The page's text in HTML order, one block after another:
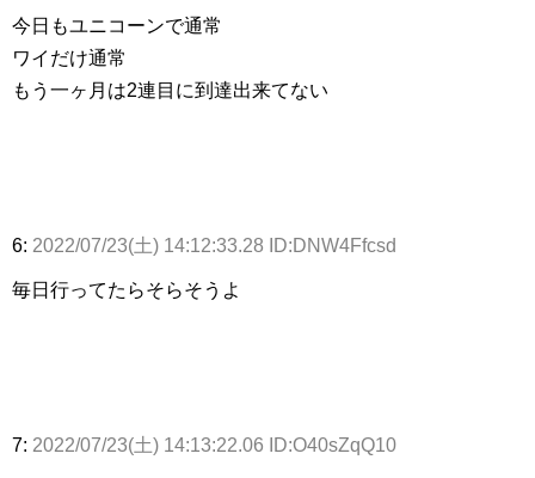
今日もユニコーンで通常
ワイだけ通常
もう一ヶ月は2連目に到達出来てない
6: 2022/07/23(土) 14:12:33.28 ID:DNW4Ffcsd
毎日行ってたらそらそうよ
7: 2022/07/23(土) 14:13:22.06 ID:O40sZqQ10